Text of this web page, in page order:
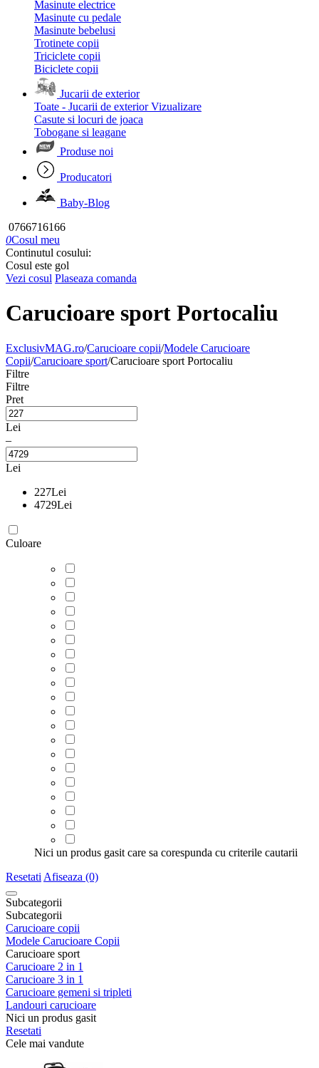
Masinute electrice
Masinute cu pedale
Masinute bebelusi
Trotinete copii
Triciclete copii
Biciclete copii
Jucarii de exterior
Toate - Jucarii de exterior Vizualizare
Casute si locuri de joaca
Tobogane si leagane
Produse noi
Producatori
Baby-Blog
0766716166
0Cosul meu
Continutul cosului:
Cosul este gol
Vezi cosul Plaseaza comanda
Carucioare sport Portocaliu
ExclusivMAG.ro/Carucioare copii/Modele Carucioare
Copii/Carucioare sport/Carucioare sport Portocaliu
Filtre
Filtre
Pret
Lei
–
Lei
227Lei
4729Lei
Culoare
Nici un produs gasit care sa corespunda cu criterile cautarii
Resetati Afiseaza (0)
Subcategorii
Subcategorii
Carucioare copii
Modele Carucioare Copii
Carucioare sport
Carucioare 2 in 1
Carucioare 3 in 1
Carucioare gemeni si tripleti
Landouri carucioare
Nici un produs gasit
Resetati
Cele mai vandute